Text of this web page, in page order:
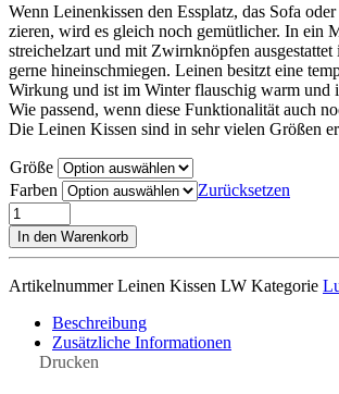
Wenn Leinenkissen den Essplatz, das Sofa
zieren, wird es gleich noch gemütlicher. In ein
streichelzart und mit Zwirnknöpfen ausgestattet
gerne hineinschmiegen. Leinen besitzt eine
Wirkung und ist im Winter flauschig warm und
Wie passend, wenn diese Funktionalität auch
Die Leinen Kissen sind in sehr vielen Größen
Größe
Farben
Zurücksetzen
Streichelzarte
Leinenkissen
mit
diverse
Menge
In den Warenkorb
Artikelnummer Leinen Kissen LW Kategorie
Beschreibung
Zusätzliche Informationen
Drucken